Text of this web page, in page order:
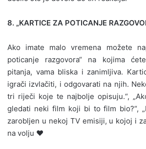
8. „KARTICE ZA POTICANJE
Ako imate malo vremena možete
poticanje razgovora“ na kojima
pitanja, vama bliska i zanimljiva.
igrači izvlačiti, i odgovarati na njih.
tri riječi koje te najbolje opisuju.“,
gledati neki film koji bi to film bio?“,
zarobljen u nekoj TV emisiji, u kojoj i
na volju ♥